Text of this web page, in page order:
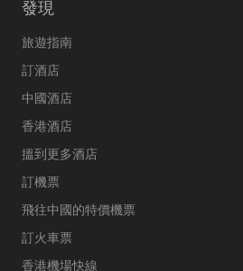
發現
旅遊指南
訂酒店
中國酒店
香港酒店
搵到更多酒店
訂機票
飛往中國的特價機票
訂火車票
香港機場快線